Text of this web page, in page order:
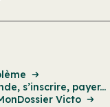
s’inscrire, payer...
Victo